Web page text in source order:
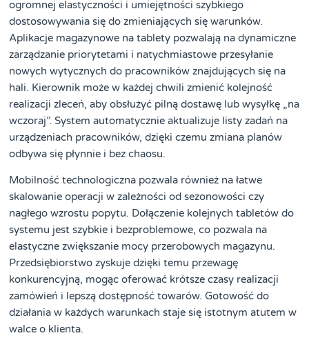
ogromnej elastyczności i umiejętności szybkiego
dostosowywania się do zmieniających się warunków.
Aplikacje magazynowe na tablety pozwalają na dynamiczne
zarządzanie priorytetami i natychmiastowe przesyłanie
nowych wytycznych do pracowników znajdujących się na
hali. Kierownik może w każdej chwili zmienić kolejność
realizacji zleceń, aby obsłużyć pilną dostawę lub wysyłkę „na
wczoraj”. System automatycznie aktualizuje listy zadań na
urządzeniach pracowników, dzięki czemu zmiana planów
odbywa się płynnie i bez chaosu.
Mobilność technologiczna pozwala również na łatwe
skalowanie operacji w zależności od sezonowości czy
nagłego wzrostu popytu. Dołączenie kolejnych tabletów do
systemu jest szybkie i bezproblemowe, co pozwala na
elastyczne zwiększanie mocy przerobowych magazynu.
Przedsiębiorstwo zyskuje dzięki temu przewagę
konkurencyjną, mogąc oferować krótsze czasy realizacji
zamówień i lepszą dostępność towarów. Gotowość do
działania w każdych warunkach staje się istotnym atutem w
walce o klienta.